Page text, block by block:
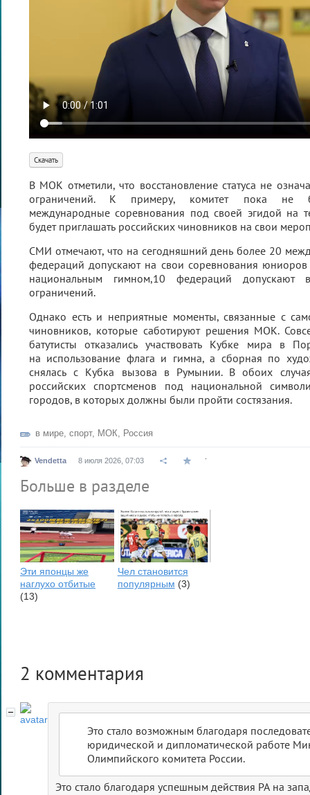
Скачать
В МОК отметили, что восстановление статуса не
ограничений. К примеру, комитет пока не
международные соревнования под своей эгидой на
будет приглашать российских чиновников на свои
СМИ отмечают, что на сегодняшний день более 20
федераций допускают на свои соревнования
национальным гимном,10 федераций допускают
ограничений.
Однако есть и неприятные моменты, связанные с
чиновников, которые саботируют решения МОК.
батутисты отказались участвовать Кубке мира в
на использование флага и гимна, а сборная по
снялась с Кубка вызова в Румынии. В обоих
российских спортсменов под национальной
городов, в которых должны были пройти состязания.
в мире спорт, МОК Россия
Vendetta 8 июля 2026, 07:03
Больше в разделе
Эти японцы же
наглухо отбитые
(13)
Чел становится
популярным (3)
2 комментария
Это стало возможным благодаря
юридической и дипломатической работе
Олимпийского комитета России.
Это стало благодаря успешным действия РА на